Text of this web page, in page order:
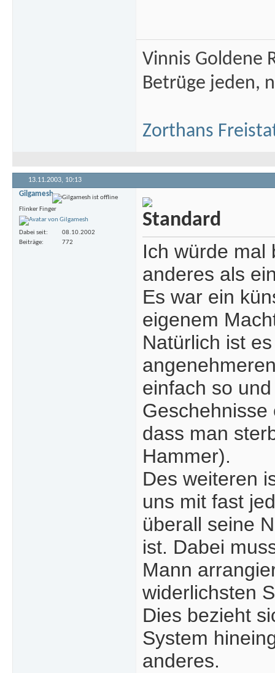
Vinnis Goldene
Betrüge jeden,
Zorthans
13.11.2003, 10:13
Gilgamesh
Flinker Finger
Dabei seit
08.10.2002
Beiträge
772
Ich würde mal
anderes als
Es war ein
eigenem
Natürlich ist
einfach so
Geschehnisse
dass man
Hammer).
Des weiteren
uns mit fast
überall seine
ist. Dabei
Mann
widerlichsten
Dies bezieht
System
anderes.